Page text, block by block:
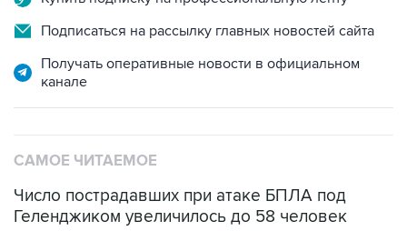
Получать оперативные новости в официальном
Число пострадавших при атаке БПЛА под